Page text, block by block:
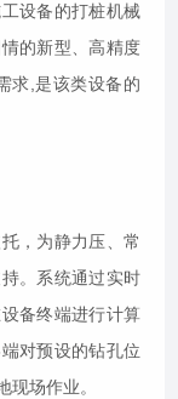
设备的打桩机械
的新型、高精度
求,是该类设备的
，为静力压、常
。系统通过实时
备终端进行计算
对预设的钻孔位
场作业。